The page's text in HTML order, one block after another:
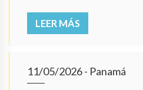
LEER MÁS
11/05/2026- Panamá